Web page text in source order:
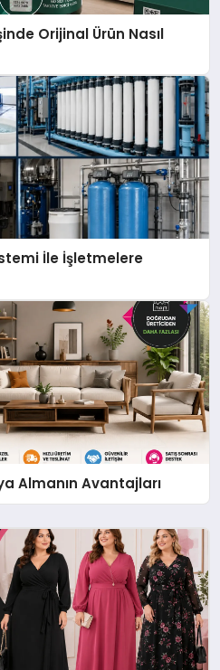
Orijinal Ürün Nasıl
İle İşletmelere
Almanın Avantajları